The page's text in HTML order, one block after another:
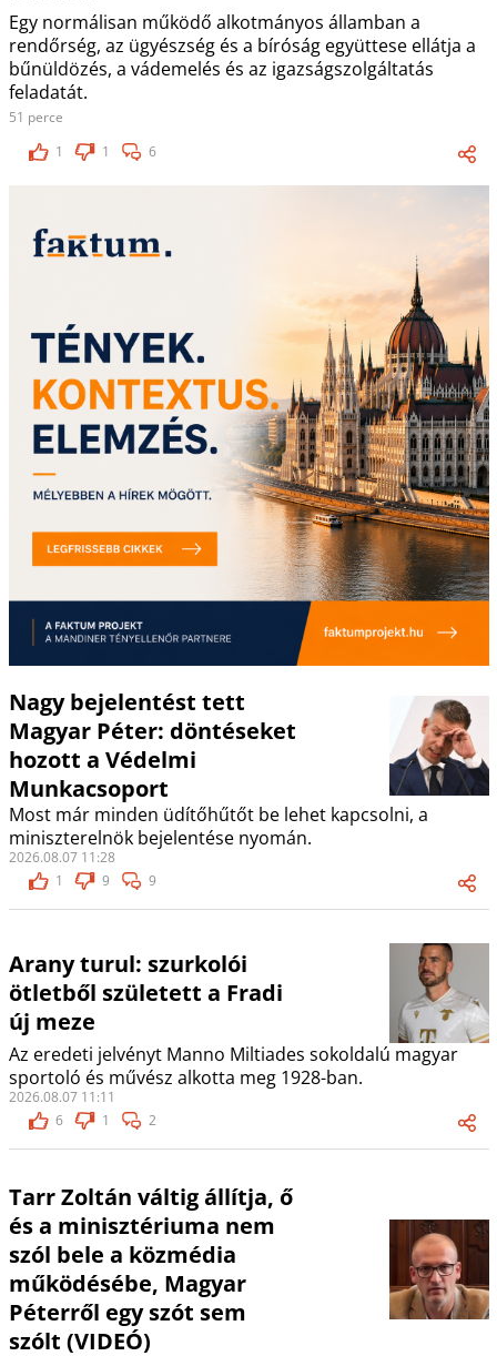
Egy normálisan működő alkotmányos államban a
rendőrség, az ügyészség és a bíróság együttese ellátja a
bűnüldözés, a vádemelés és az igazságszolgáltatás
feladatát.
51 perce
1
1 6
Nagy bejelentést tett
Magyar Péter: döntéseket
hozott a Védelmi
Munkacsoport
Most már minden üdítőhűtőt be lehet kapcsolni, a
miniszterelnök bejelentése nyomán.
2026.08.07 11:28
1
9 9
Arany turul: szurkolói
ötletből született a Fradi
új meze
Az eredeti jelvényt Manno Miltiades sokoldalú magyar
sportoló és művész alkotta meg 1928-ban.
2026.08.07 11:11
6
1 2
Tarr Zoltán váltig állítja, ő
és a minisztériuma nem
szól bele a közmédia
működésébe, Magyar
Péterről egy szót sem
szólt (VIDEÓ)